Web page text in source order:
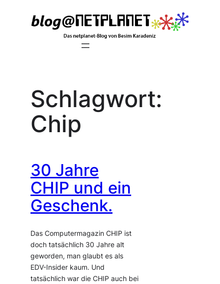
Schlagwort:
Chip
30 Jahre
CHIP und ein
Geschenk.
Das Computermagazin CHIP ist
doch tatsächlich 30 Jahre alt
geworden, man glaubt es als
EDV-Insider kaum. Und
tatsächlich war die CHIP auch bei